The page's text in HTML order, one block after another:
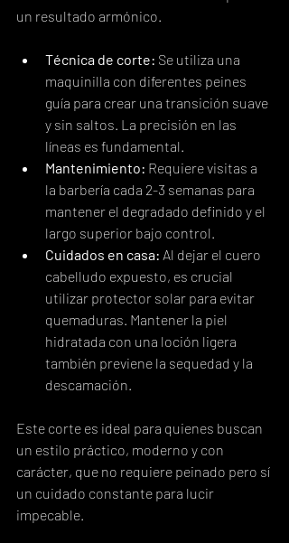
un resultado armónico.
Técnica de corte: Se utiliza una
maquinilla con diferentes peines
guía para crear una transición suave
y sin saltos. La precisión en las
líneas es fundamental.
Mantenimiento: Requiere visitas a
la barbería cada 2-3 semanas para
mantener el degradado definido y el
largo superior bajo control.
Cuidados en casa: Al dejar el cuero
cabelludo expuesto, es crucial
utilizar protector solar para evitar
quemaduras. Mantener la piel
hidratada con una loción ligera
también previene la sequedad y la
descamación.
Este corte es ideal para quienes buscan
un estilo práctico, moderno y con
carácter, que no requiere peinado pero sí
un cuidado constante para lucir
impecable.